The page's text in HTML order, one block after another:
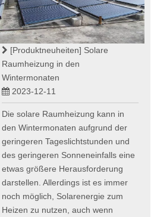
[Produktneuheiten] Solare
Raumheizung in den
Wintermonaten
2023-12-11
Die solare Raumheizung kann in
den Wintermonaten aufgrund der
geringeren Tageslichtstunden und
des geringeren Sonneneinfalls eine
etwas größere Herausforderung
darstellen. Allerdings ist es immer
noch möglich, Solarenergie zum
Heizen zu nutzen, auch wenn